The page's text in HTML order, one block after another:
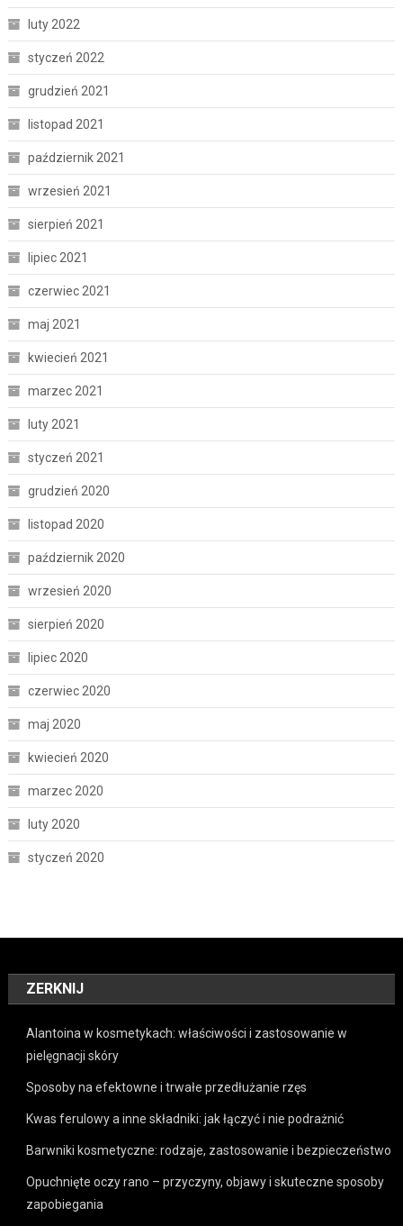
luty 2022
styczeń 2022
grudzień 2021
listopad 2021
październik 2021
wrzesień 2021
sierpień 2021
lipiec 2021
czerwiec 2021
maj 2021
kwiecień 2021
marzec 2021
luty 2021
styczeń 2021
grudzień 2020
listopad 2020
październik 2020
wrzesień 2020
sierpień 2020
lipiec 2020
czerwiec 2020
maj 2020
kwiecień 2020
marzec 2020
luty 2020
styczeń 2020
ZERKNIJ
Alantoina w kosmetykach: właściwości i zastosowanie w
pielęgnacji skóry
Sposoby na efektowne i trwałe przedłużanie rzęs
Kwas ferulowy a inne składniki: jak łączyć i nie podrażnić
Barwniki kosmetyczne: rodzaje, zastosowanie i bezpieczeństwo
Opuchnięte oczy rano – przyczyny, objawy i skuteczne sposoby
zapobiegania